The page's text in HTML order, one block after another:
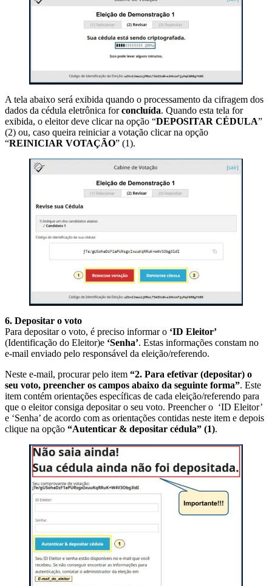
A tela abaixo será exibida quando o processamento da cifragem dos
dados da cédula eletrônica forconcluída. Quando esta tela for
exibida, o eleitor deve clicar na opção “DEPOSITAR CÉDULA”
(2) ou, caso queira reiniciar a votação clicar na opção
“REINICIAR VOTAÇÃO” (1).
6. Depositar o voto
Para depositar o voto, é preciso informar o ‘ID Eleitor’
(Identificação do Eleitor)e ‘Senha’. Estas informações constam no
e-mail enviado pelo responsável da eleição/referendo.
Neste e-mail, procurar pelo item “2. Para efetivar (depositar) o
seu voto, preencher os campos abaixo da seguinte forma”. Este
item contém orientações específicas de cada eleição/referendo para
que o eleitor consiga depositar o seu voto. Preencher o ‘ID Eleitor’
e ‘Senha’ de acordo com as orientações contidas neste item e depois
clique na opção “Autenticar & depositar cédula” (1).